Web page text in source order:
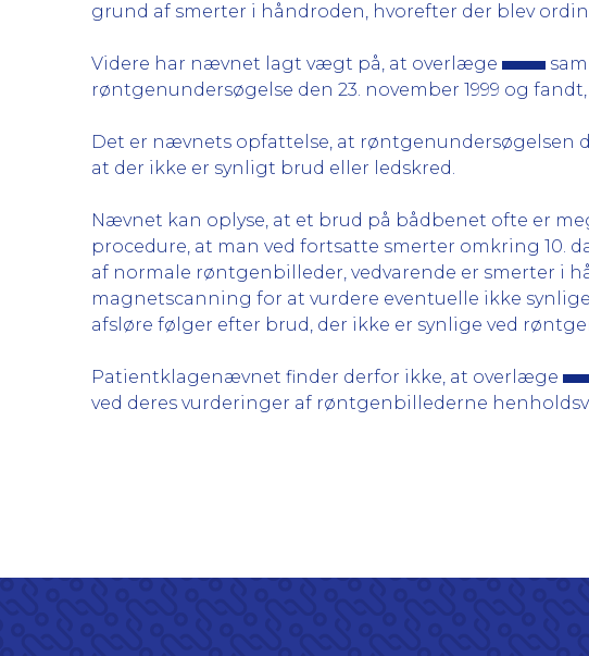
grund af smerter i håndroden, hvorefter der blev
Videre har nævnet lagt vægt på, at overlæge
røntgenundersøgelse den 23. november 1999 og
Det er nævnets opfattelse, at røntgenundersøgelsen
at der ikke er synligt brud eller ledskred.
Nævnet kan oplyse, at et brud på bådbenet ofte er
procedure, at man ved fortsatte smerter omkring 10.
af normale røntgenbilleder, vedvarende er smerter i
magnetscanning for at vurdere eventuelle ikke
afsløre følger efter brud, der ikke er synlige ved
Patientklagenævnet finder derfor ikke, at overlæge
ved deres vurderinger af røntgenbillederne